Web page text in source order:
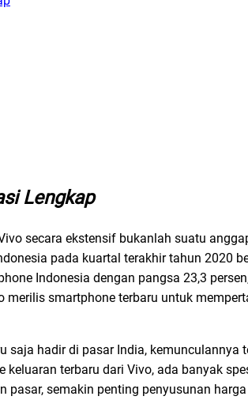
Lengkap
secara ekstensif bukanlah suatu
pada kuartal terakhir tahun 2020
Indonesia dengan pangsa 23,3
merilis smartphone terbaru untuk
saja hadir di pasar India,
keluaran terbaru dari Vivo, ada banyak
semakin penting penyusunan